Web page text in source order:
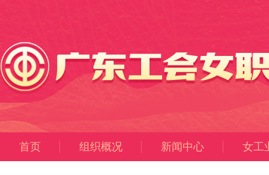
首页 组织概况 新闻中心 女工